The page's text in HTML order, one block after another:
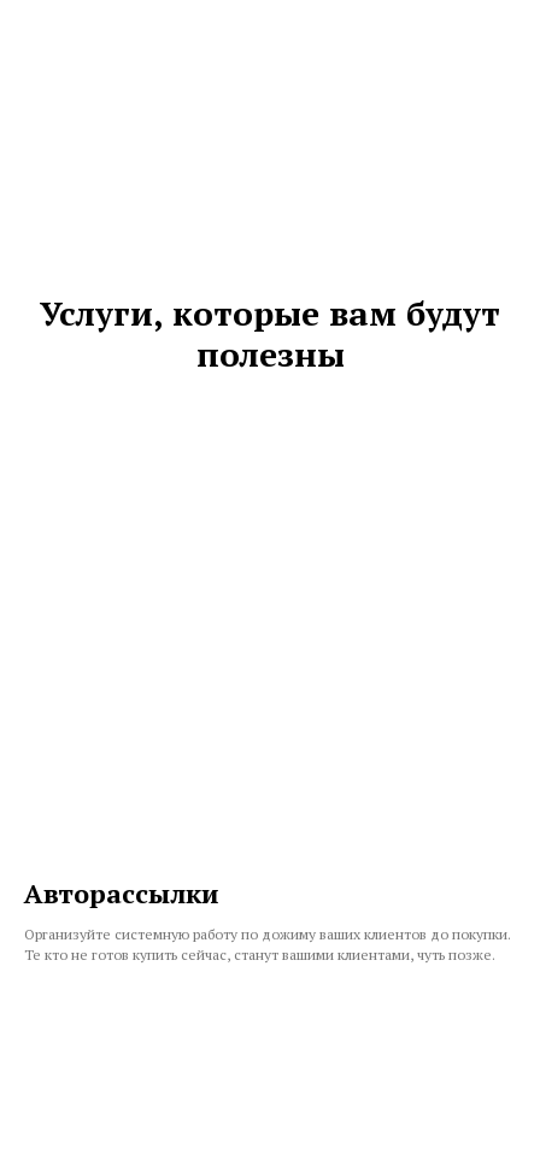
Услуги, которые вам будут
полезны
Авторассылки
Организуйте системную работу по дожиму ваших клиентов до покупки.
Те кто не готов купить сейчас, станут вашими клиентами, чуть позже.